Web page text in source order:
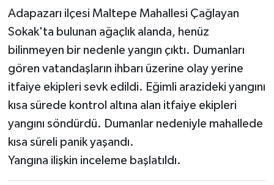
Adapazarı ilçesi Maltepe Mahallesi Çağlayan
Sokak'ta bulunan ağaçlık alanda, henüz
bilinmeyen bir nedenle yangın çıktı. Dumanları
gören vatandaşların ihbarı üzerine olay yerine
itfaiye ekipleri sevk edildi. Eğimli arazideki yangını
kısa sürede kontrol altına alan itfaiye ekipleri
yangını söndürdü. Dumanlar nedeniyle mahallede
kısa süreli panik yaşandı.
Yangına ilişkin inceleme başlatıldı.